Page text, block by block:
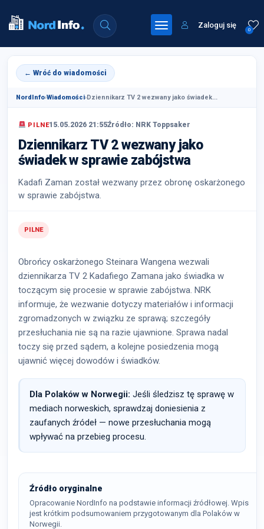
0
Zaloguj się
← Wróć do wiadomości
NordInfo›Wiadomości›Dziennikarz TV 2 wezwany jako świadek...
PILNE15.05.2026 21:55Źródło: NRK Toppsaker
Dziennikarz TV 2 wezwany jako
świadek w sprawie zabójstwa
Kadafi Zaman został wezwany przez obronę oskarżonego
w sprawie zabójstwa.
PILNE
Obrońcy oskarżonego Steinara Wangena wezwali
dziennikarza TV 2 Kadafiego Zamana jako świadka w
toczącym się procesie w sprawie zabójstwa. NRK
informuje, że wezwanie dotyczy materiałów i informacji
zgromadzonych w związku ze sprawą; szczegóły
przesłuchania nie są na razie ujawnione. Sprawa nadal
toczy się przed sądem, a kolejne posiedzenia mogą
ujawnić więcej dowodów i świadków.
Dla Polaków w Norwegii: Jeśli śledzisz tę sprawę w
mediach norweskich, sprawdzaj doniesienia z
zaufanych źródeł — nowe przesłuchania mogą
wpływać na przebieg procesu.
Źródło oryginalne
Opracowanie NordInfo na podstawie informacji źródłowej. Wpis
jest krótkim podsumowaniem przygotowanym dla Polaków w
Norwegii.